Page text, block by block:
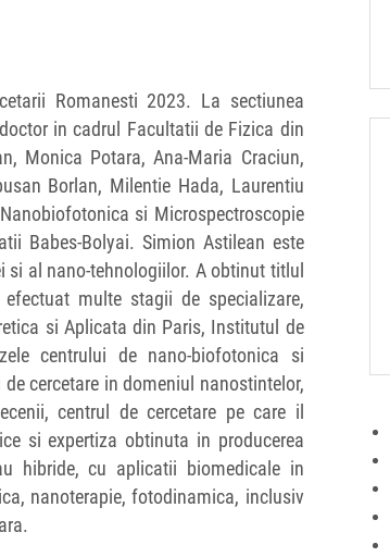
Romanesti 2023. La sectiunea
in cadrul Facultatii de Fizica din
Monica Potara, Ana-Maria Craciun,
Borlan, Milentie Hada, Laurentiu
si Microspectroscopie
Babes-Bolyai. Simion Astilean este
si al nano-tehnologiilor. A obtinut titlul
multe stagii de specializare,
si Aplicata din Paris, Institutul de
centrului de nano-biofotonica si
cercetare in domeniul nanostintelor,
centrul de cercetare pe care il
si expertiza obtinuta in producerea
hibride, cu aplicatii biomedicale in
nanoterapie, fotodinamica, inclusiv